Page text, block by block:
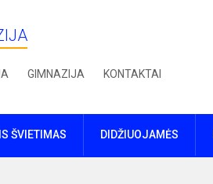
GIMNAZIJA KONTAKTAI
ŠVIETIMAS DIDŽIUOJAMĖS